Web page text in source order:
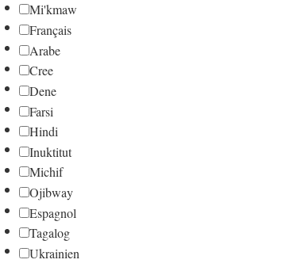
Mi'kmaw
Français
Arabe
Cree
Dene
Farsi
Hindi
Inuktitut
Michif
Ojibway
Espagnol
Tagalog
Ukrainien